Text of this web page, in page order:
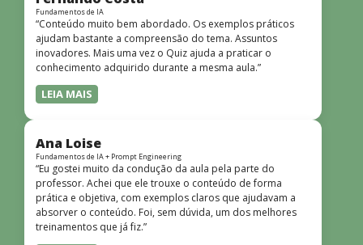
Fundamentos de IA
“Conteúdo muito bem abordado. Os exemplos práticos
ajudam bastante a compreensão do tema. Assuntos
inovadores. Mais uma vez o Quiz ajuda a praticar o
conhecimento adquirido durante a mesma aula.”
LEIA MAIS
Ana Loise
Fundamentos de IA + Prompt Engineering
“Eu gostei muito da condução da aula pela parte do
professor. Achei que ele trouxe o conteúdo de forma
prática e objetiva, com exemplos claros que ajudavam a
absorver o conteúdo. Foi, sem dúvida, um dos melhores
treinamentos que já fiz.”